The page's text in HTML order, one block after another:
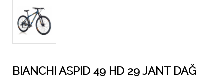
BIANCHI ASPID 49 HD 29 JANT DAĞ